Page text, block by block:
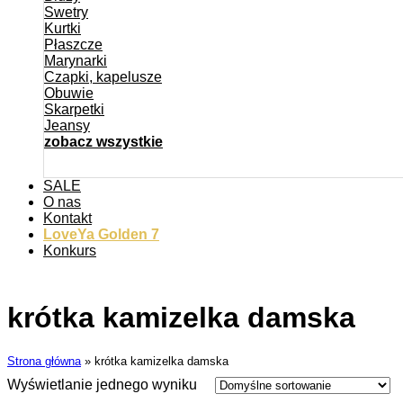
Swetry
Kurtki
Płaszcze
Marynarki
Czapki, kapelusze
Obuwie
Skarpetki
Jeansy
zobacz wszystkie
SALE
O nas
Kontakt
LoveYa Golden 7
Konkurs
krótka kamizelka damska
Strona główna » krótka kamizelka damska
Wyświetlanie jednego wyniku